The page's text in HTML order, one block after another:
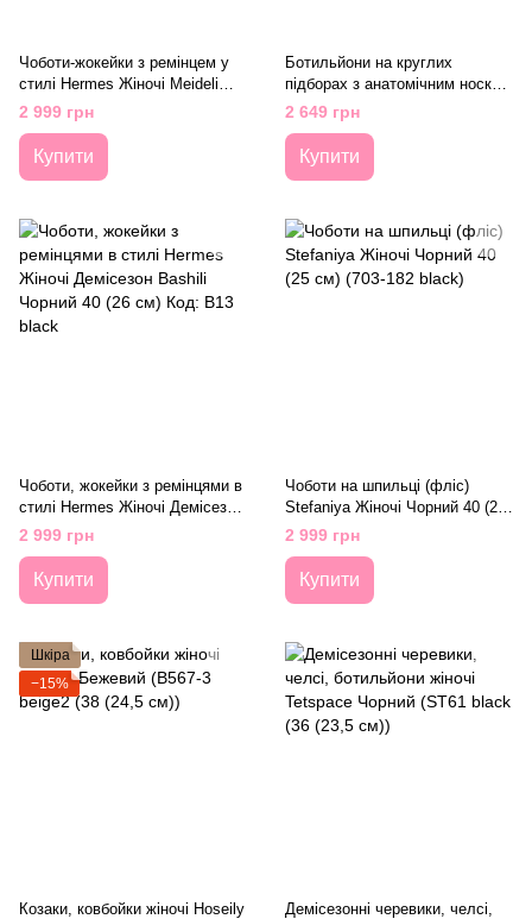
Чоботи-жокейки з ремінцем у
стилі Hermes Жіночі Meideli
Чорний 40 (26 см) Код: AB92
2 999 грн
Купити
Ботильйони на круглих
підборах з анатомічним носком
Жіночі Демісезон Bashili
Чорний 40 (25,5 см) Код:
h96222-2 black
2 649 грн
Купити
Чоботи, жокейки з ремінцями в
стилі Hermes Жіночі Демісезон
Bashili Чорний 40 (26 см) Код:
B13 black
2 999 грн
Купити
Чоботи на шпильці (фліс)
Stefaniya Жіночі Чорний 40 (25
см) (703-182 black)
2 999 грн
Купити
Шкіра
−15%
Козаки, ковбойки жіночі Hoseily
Демісезонні черевики, челсі,